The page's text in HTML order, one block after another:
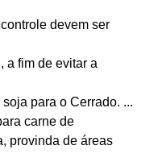
devem ser
a fim de evitar a
para o Cerrado. ...
carne de
provinda de áreas